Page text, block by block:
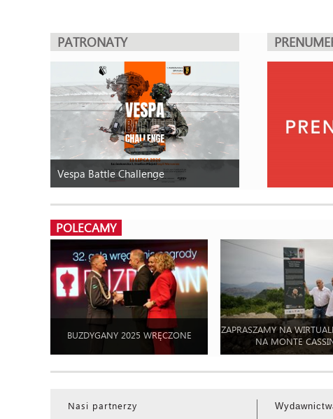
PATRONATY
Vespa Battle Challenge
POLECAMY
BUZDYGANY 2025 WRĘCZONE
ZAPRASZAMY NA
NA MONTE
Nasi partnerzy